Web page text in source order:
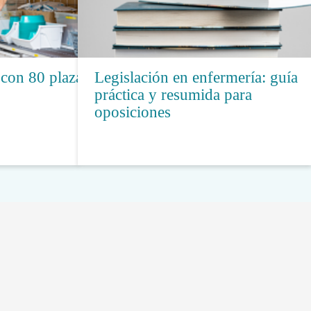
80 plazas
Legislación en enfermería: guía
práctica y resumida para
oposiciones